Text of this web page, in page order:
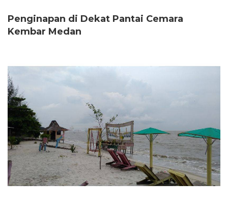
Penginapan di Dekat Pantai Cemara
Kembar Medan